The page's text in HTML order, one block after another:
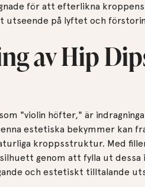
för att efterlikna
utseende på lyftet och
av Hip
"violin höfter," är
estetiska bekymmer kan
kroppsstruktur. Med
genom att fylla ut dessa
och estetiskt tilltalande